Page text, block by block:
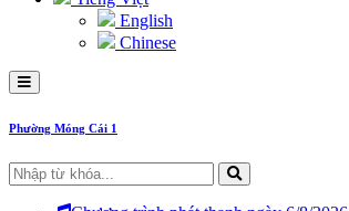
English
Chinese
Phường Móng Cái 1